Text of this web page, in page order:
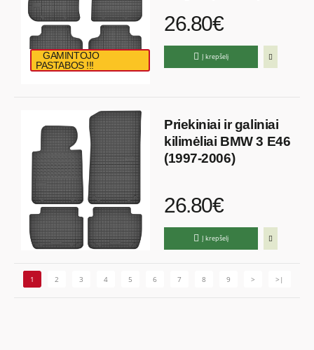
GAMINTOJO
PASTABOS !!!
26.80€
Į krepšelį
Priekiniai ir galiniai
kilimėliai BMW 3 E46
(1997-2006)
26.80€
Į krepšelį
1 2 3 4 5 6 7 8 9 > >|